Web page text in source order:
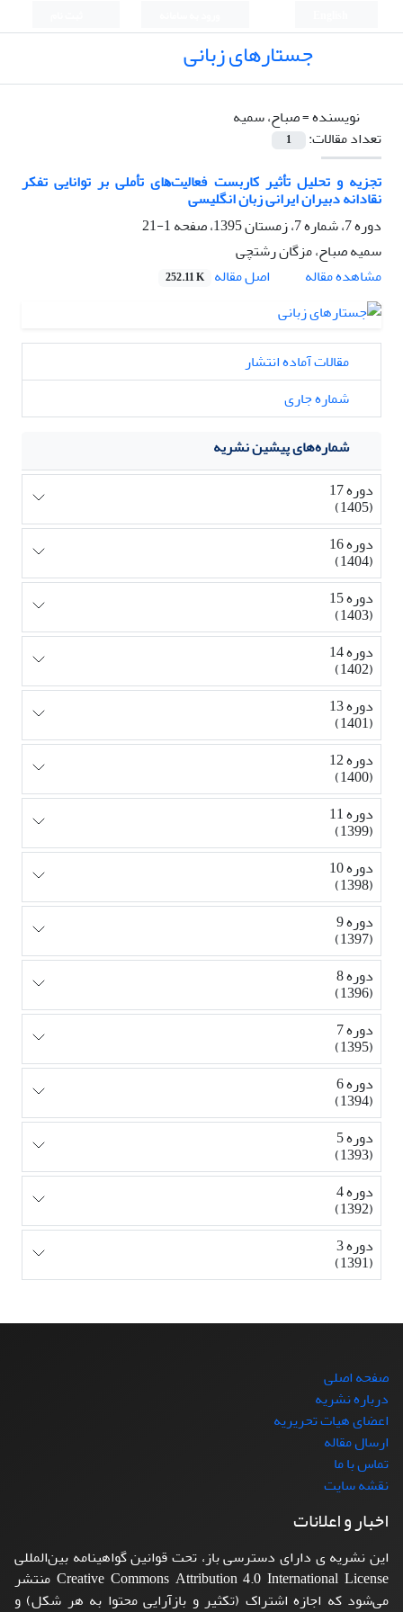
جستارهای زبانی
نویسنده =صباح، سمیه
تعداد مقالات:
1
تجزیه و تحلیل ﺗﺄثیر کاربست فعاﻟﻳتﻫای تأملی بر توانایی تفکر
نقادانه دبیران ایرانی زبان انگلیسی
دوره 7، شماره 7، زمستان 1395، صفحه
1-21
سمیه صباح، مزگان رشتچی
مشاهده مقاله
اصل مقاله 252.11 K
مقالات آماده انتشار
شماره جاری
شماره‌های پیشین نشریه
دوره 17
(1405)
دوره 16
(1404)
دوره 15
(1403)
دوره 14
(1402)
دوره 13
(1401)
دوره 12
(1400)
دوره 11
(1399)
دوره 10
(1398)
دوره 9
(1397)
دوره 8
(1396)
دوره 7
(1395)
دوره 6
(1394)
دوره 5
(1393)
دوره 4
(1392)
دوره 3
(1391)
صفحه اصلی
درباره نشریه
اعضای هیات تحریریه
ارسال مقاله
تماس با ما
نقشه سایت
اخبار و اعلانات
این نشریه ی دارای دسترسی باز، تحت قوانین گواهینامه بین‌المللی
Creative Commons Attribution 4.0 International License منتشر
می‌شود که اجازه اشتراک (تکثیر و بازآرایی محتوا به هر شکل) و